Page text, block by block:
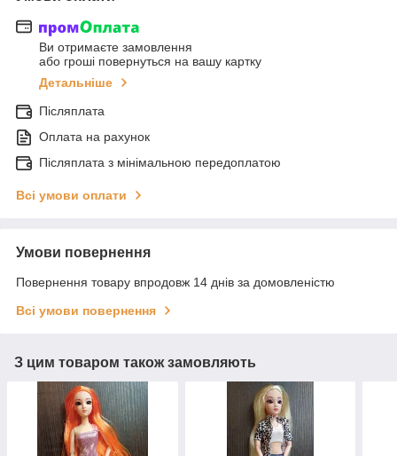
Ви отримаєте замовлення
або гроші повернуться на вашу картку
Детальніше
Післяплата
Оплата на рахунок
Післяплата з мінімальною передоплатою
Всі умови оплати
Умови повернення
Повернення товару впродовж 14 днів за домовленістю
Всі умови повернення
З цим товаром також замовляють